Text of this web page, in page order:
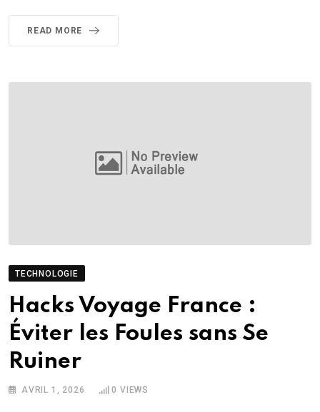
READ MORE
TECHNOLOGIE
Hacks Voyage France :
Éviter les Foules sans Se
Ruiner
AVRIL 1, 2026 0 VIEWS